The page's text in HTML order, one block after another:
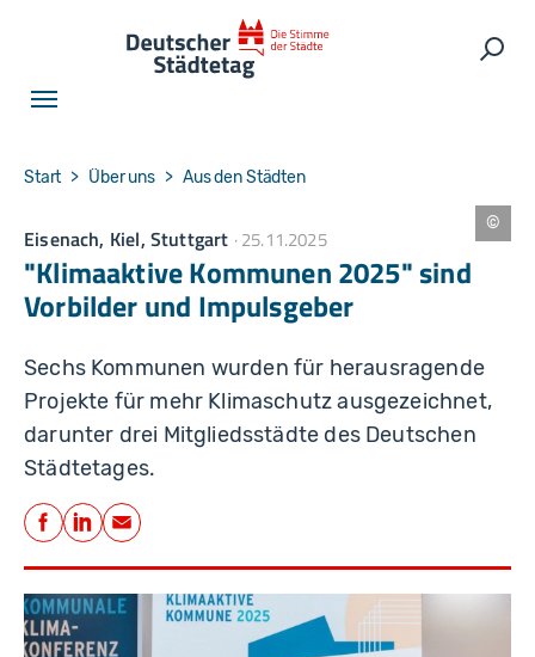
You are here:
Start Über uns Aus den Städten
Eisenach, Kiel, Stuttgart 25.11.2025
"Klimaaktive Kommunen 2025" sind
Vorbilder und Impulsgeber
Sechs Kommunen wurden für herausragende
Projekte für mehr Klimaschutz ausgezeichnet,
darunter drei Mitgliedsstädte des Deutschen
Städtetages.
Teilen
Facebook
LinkedIn
E-Mail
K
a
u